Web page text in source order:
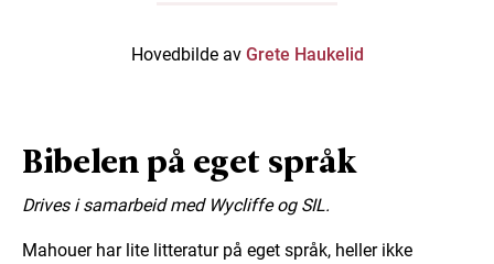
Hovedbilde av Grete Haukelid
Bibelen på eget språk
Drives i samarbeid med Wycliffe og SIL.
Mahouer har lite litteratur på eget språk, heller ikke